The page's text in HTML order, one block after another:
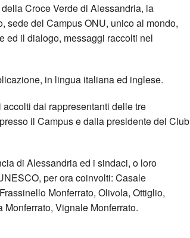
Croce Verde di Alessandria, la
sede del Campus ONU, unico al mondo,
ed il dialogo, messaggi raccolti nel
in lingua italiana ed inglese.
dai rappresentanti delle tre
il Campus e dalla presidente del Club
di Alessandria ed i sindaci, o loro
per ora coinvolti: Casale
Monferrato, Olivola, Ottiglio,
Vignale Monferrato.